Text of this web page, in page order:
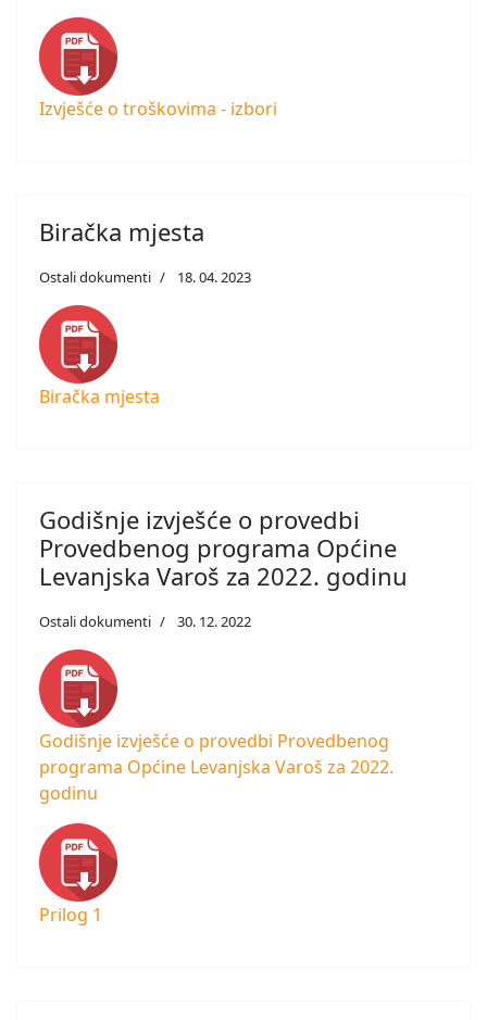
Izvješće o troškovima - izbori
Biračka mjesta
Ostali dokumenti 18. 04. 2023
Biračka mjesta
Godišnje izvješće o provedbi
Provedbenog programa Općine
Levanjska Varoš za 2022. godinu
Ostali dokumenti 30. 12. 2022
Godišnje izvješće o provedbi Provedbenog
programa Općine Levanjska Varoš za 2022.
godinu
Prilog 1